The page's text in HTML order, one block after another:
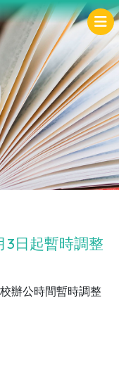
日起暫時調整
辦公時間暫時調整